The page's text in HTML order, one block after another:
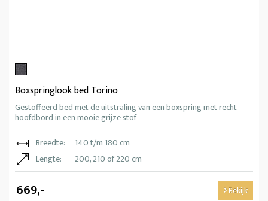
Boxspringlook bed Torino
Gestoffeerd bed met de uitstraling van een boxspring met recht
hoofdbord in een mooie grijze stof
Breedte:
140 t/m 180 cm
Lengte:
200, 210 of 220 cm
669,- Bekijk